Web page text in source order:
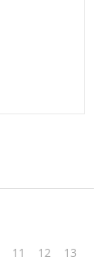
11 12
13